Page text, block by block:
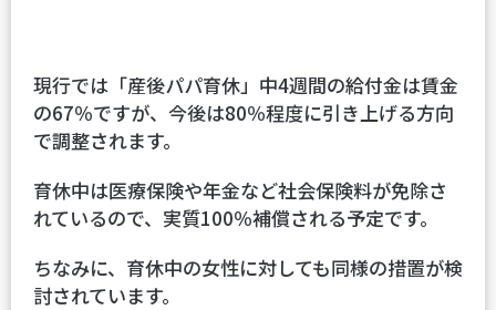
現行では「産後パパ育休」中4週間の給付金は賃金
の67％ですが、今後は80％程度に引き上げる方向
で調整されます。
育休中は医療保険や年金など社会保険料が免除さ
れているので、実質100％補償される予定です。
ちなみに、育休中の女性に対しても同様の措置が検
討されています。